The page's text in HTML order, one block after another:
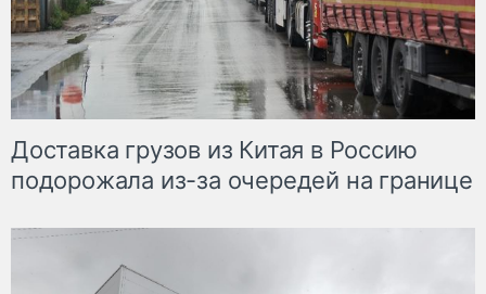
Доставка грузов из Китая в Россию
подорожала из-за очередей на границе